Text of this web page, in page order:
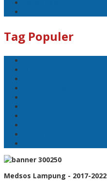
Tag Populer
Medsos Lampung - 2017-2022